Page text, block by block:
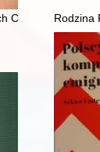
Chopina w XIX
Rodzina